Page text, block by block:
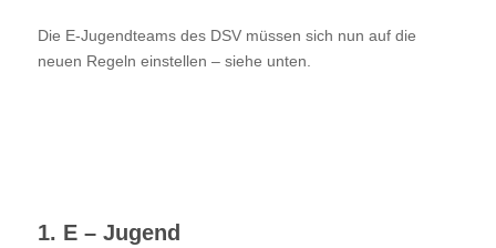
Die E-Jugendteams des DSV müssen sich nun auf die
neuen Regeln einstellen – siehe unten.
1. E – Jugend